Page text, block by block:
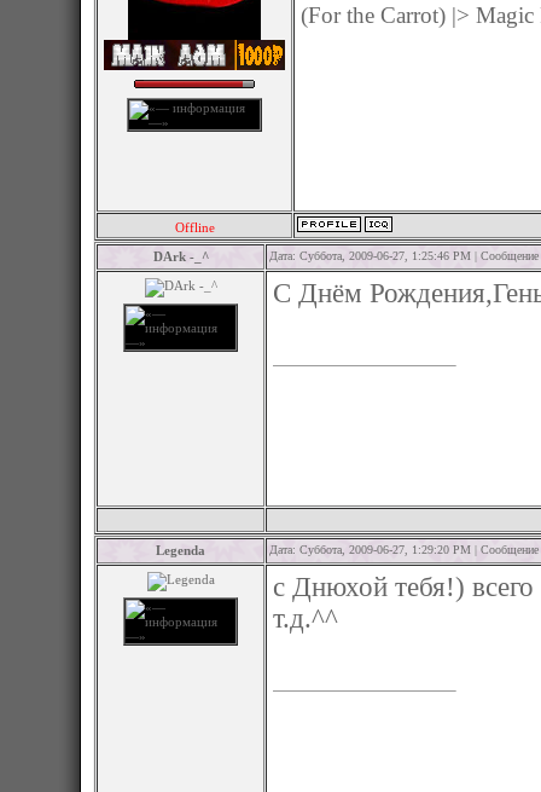
(For the Carrot) |> Magic
Offline
DArk -_^
Дата: Суббота, 2009-06-27, 1:25:46 PM |
С Днём
Legenda Дата: Суббота, 2009-06-27, 1:29:20 PM |
с Днюхой тебя!)
т.д.^^